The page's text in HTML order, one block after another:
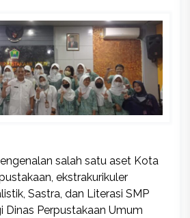
salah satu aset Kota
ekstrakurikuler
Sastra, dan Literasi SMP
Dinas Perpustakaan Umum